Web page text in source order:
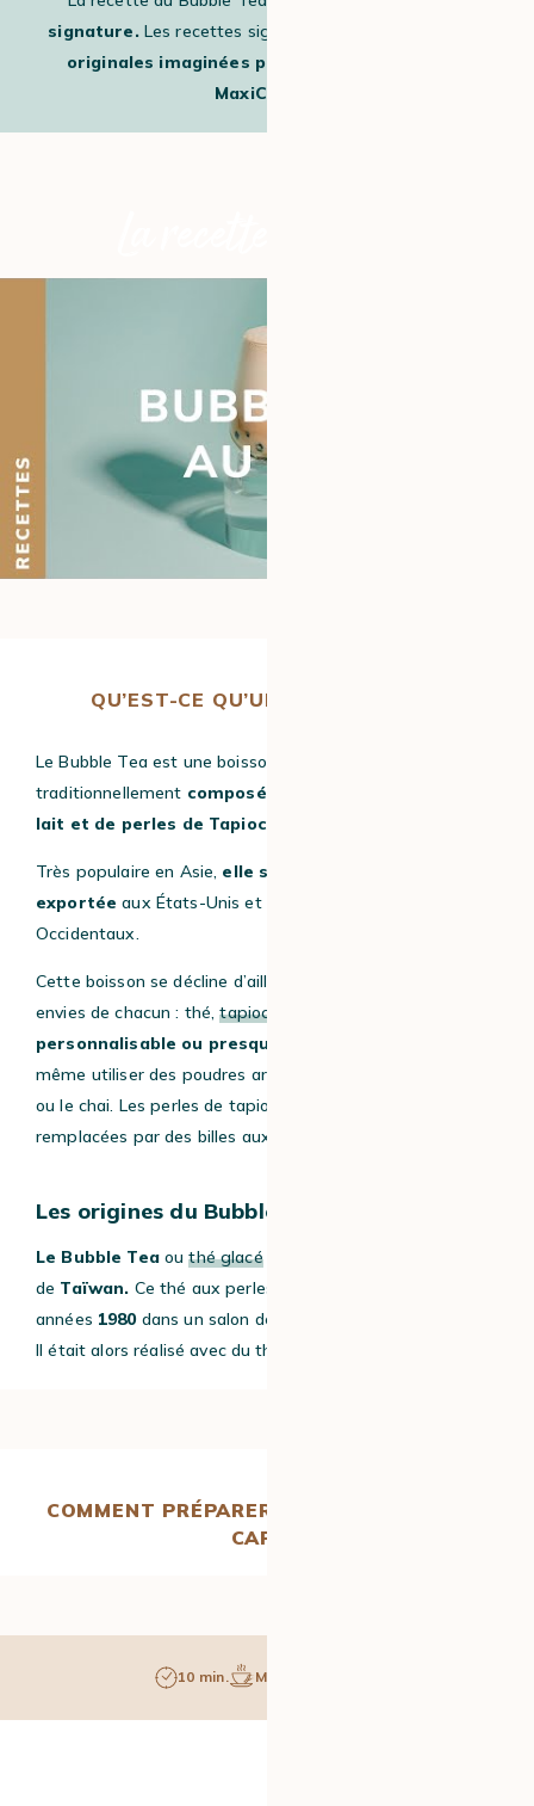
signature. Les recettes signatures sont des
originales imaginées par les baristas de chez
MaxiCoffee.
QU’EST-CE QU’UN BUBBLE TEA ?
Le Bubble Tea est une boisson
traditionnellement composée de
lait et de perles de Tapioca.
Très populaire en Asie, elle s’est récemment
exportée aux États-Unis et dans tous les pays
Occidentaux.
Cette boisson se décline d’ailleurs selon les goûts et les
envies de chacun : thé,tapioca
personnalisable ou presque !
même utiliser des poudres aromatisées, telles que le taro
ou le chai. Les perles de tapioca peuvent également être
remplacées par des billes aux saveurs fruitées.
Les origines du Bubble Tea
Le Bubble Teaouthé glacénous vient tout droit
de Taïwan. Ce thé aux perles aurait été créé dans les
années 1980dans un salon de thé de la ville de Taichung.
Il était alors réalisé avec du thé noir ou du thé vert.
COMMENT PRÉPARER UN BUBBLE TEA AU
CAFÉ ?
10 min. Moyen